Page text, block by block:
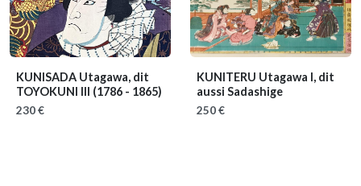
KUNISADA Utagawa, dit
TOYOKUNI III (1786 - 1865)
230 €
KUNITERU Utagawa I, dit
aussi Sadashige
250 €